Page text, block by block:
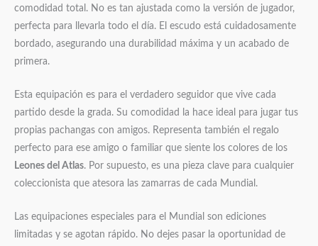
comodidad total. No es tan ajustada como la versión de jugador,
perfecta para llevarla todo el día. El escudo está cuidadosamente
bordado, asegurando una durabilidad máxima y un acabado de
primera.
Esta equipación es para el verdadero seguidor que vive cada
partido desde la grada. Su comodidad la hace ideal para jugar tus
propias pachangas con amigos. Representa también el regalo
perfecto para ese amigo o familiar que siente los colores de los
Leones del Atlas. Por supuesto, es una pieza clave para cualquier
coleccionista que atesora las zamarras de cada Mundial.
Las equipaciones especiales para el Mundial son ediciones
limitadas y se agotan rápido. No dejes pasar la oportunidad de